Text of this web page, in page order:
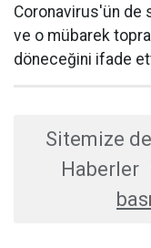
Coronavirus'ün de
ve o mübarek
döneceğini ifade
Sitemize
Haberler